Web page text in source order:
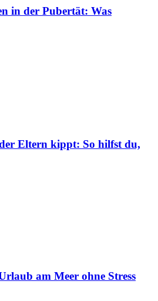
in der Pubertät: Was
Eltern kippt: So hilfst du,
am Meer ohne Stress